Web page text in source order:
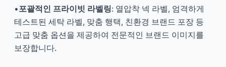
• 포괄적인 프라이빗 라벨링: 열압착 넥 라벨, 엄격하게
테스트된 세탁 라벨, 맞춤 행택, 친환경 브랜드 포장 등
고급 맞춤 옵션을 제공하여 전문적인 브랜드 이미지를
보장합니다.